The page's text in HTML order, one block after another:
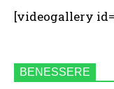
[videogallery
BENESSERE